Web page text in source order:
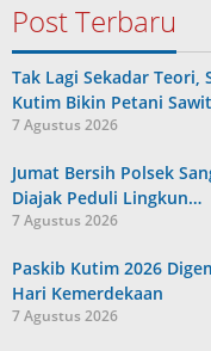
Post Terbaru
Tak Lagi Sekadar Teori,
Kutim Bikin Petani
7 Agustus 2026
Jumat Bersih Polsek
Diajak Peduli Lingkun…
7 Agustus 2026
Paskib Kutim 2026
Hari Kemerdekaan
7 Agustus 2026